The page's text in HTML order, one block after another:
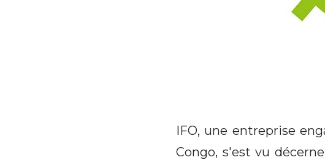
IFO, une entreprise
Congo, s'est vu